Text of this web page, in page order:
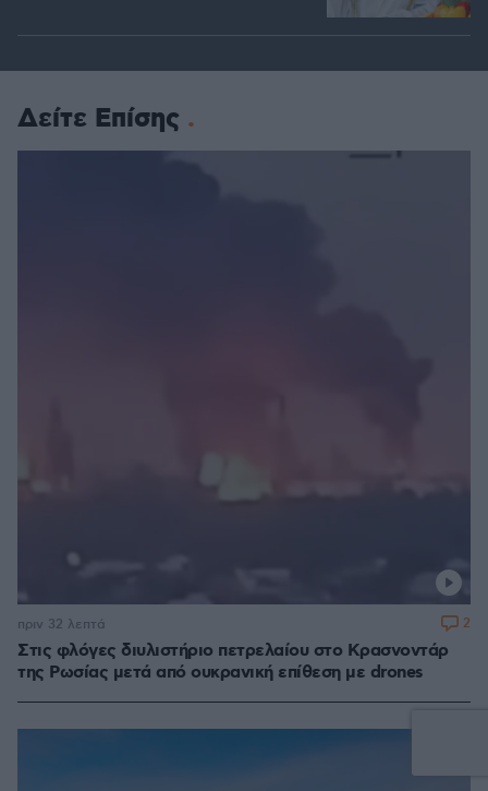
Δείτε Επίσης
Στις φλόγες διυλιστήριο πετρελαίου στο Κρασνοντάρ
της Ρωσίας μετά από ουκρανική επίθεση με drones
πριν 32 λεπτά 2